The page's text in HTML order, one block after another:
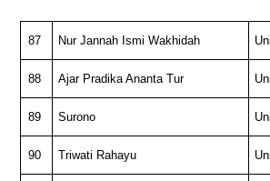
87 Nur Jannah Ismi Wakhidah
88 Ajar Pradika Ananta Tur
89 Surono
90 Triwati Rahayu